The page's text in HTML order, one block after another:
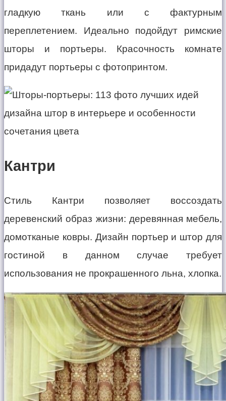
гладкую ткань или с фактурным
переплетением. Идеально подойдут римские
шторы и портьеры. Красочность комнате
придадут портьеры с фотопринтом.
Кантри
Стиль Кантри позволяет воссоздать
деревенский образ жизни: деревянная мебель,
домотканые ковры. Дизайн портьер и штор для
гостиной в данном случае требует
использования не прокрашенного льна, хлопка.